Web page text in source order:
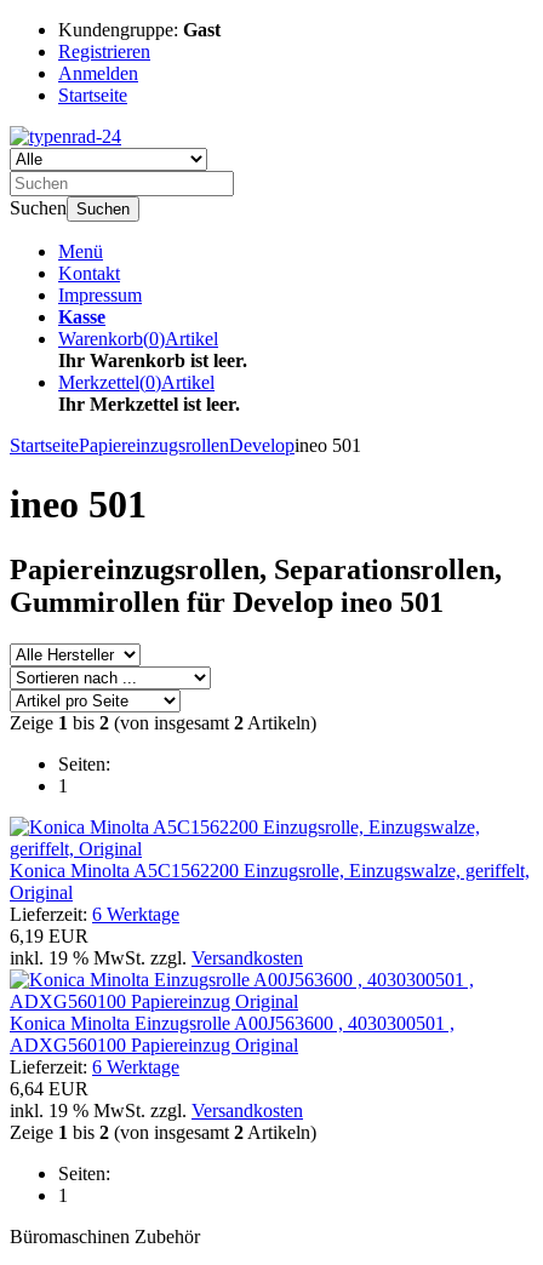
Kundengruppe: Gast
Registrieren
Anmelden
Startseite
Suchen Suchen
Menü
Kontakt
Impressum
Kasse
Warenkorb(0)Artikel
Ihr Warenkorb ist leer.
Merkzettel(0)Artikel
Ihr Merkzettel ist leer.
StartseitePapiereinzugsrollenDevelopineo 501
ineo 501
Papiereinzugsrollen, Separationsrollen,
Gummirollen für Develop ineo 501
Zeige 1 bis 2 (von insgesamt 2 Artikeln)
Seiten:
1
Konica Minolta A5C1562200 Einzugsrolle, Einzugswalze, geriffelt,
Original
Lieferzeit: 6 Werktage
6,19 EUR
inkl. 19 % MwSt. zzgl. Versandkosten
Konica Minolta Einzugsrolle A00J563600 , 4030300501 ,
ADXG560100 Papiereinzug Original
Lieferzeit: 6 Werktage
6,64 EUR
inkl. 19 % MwSt. zzgl. Versandkosten
Zeige 1 bis 2 (von insgesamt 2 Artikeln)
Seiten:
1
Büromaschinen Zubehör